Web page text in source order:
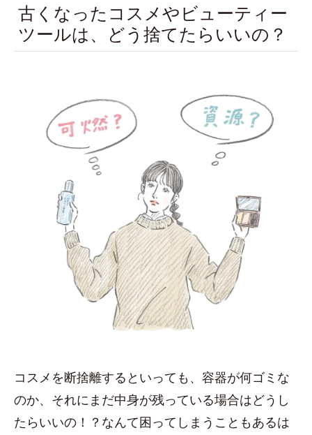
古くなったコスメやビューティー
ツールは、どう捨てたらいいの？
コスメを断捨離するといっても、容器が何ゴミな
のか、それにまだ中身が残っている場合はどうし
たらいいの！？なんて困ってしまうこともあるは